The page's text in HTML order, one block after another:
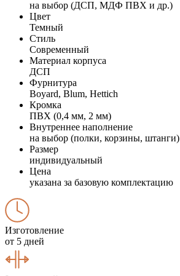
на выбор (ДСП, МДФ ПВХ и др.)
Цвет
Темный
Стиль
Современный
Материал корпуса
ДСП
Фурнитура
Boyard, Blum, Hettich
Кромка
ПВХ (0,4 мм, 2 мм)
Внутреннее наполнение
на выбор (полки, корзины, штанги)
Размер
индивидуальный
Цена
указана за базовую комплектацию
Изготовление
от 5 дней